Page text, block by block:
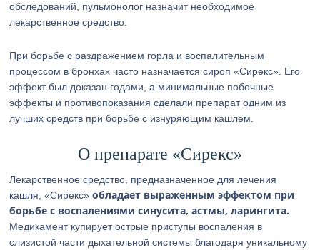
обследований, пульмонолог назначит необходимое
лекарственное средство.
При борьбе с раздражением горла и воспалительным
процессом в бронхах часто назначается сироп «Сирекс». Его
эффект был доказан годами, а минимальные побочные
эффекты и противопоказания сделали препарат одним из
лучших средств при борьбе с изнуряющим кашлем.
О препарате «Сирекс»
Лекарственное средство, предназначенное для лечения
кашля, «Сирекс»обладает выраженным эффектом при
борьбе с воспалениями синусита, астмы, ларингита.
Медикамент купирует острые приступы воспаления в
слизистой части дыхательной системы благодаря уникальному